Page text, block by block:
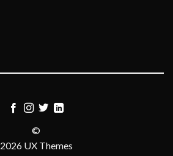
©
2026 UX Themes